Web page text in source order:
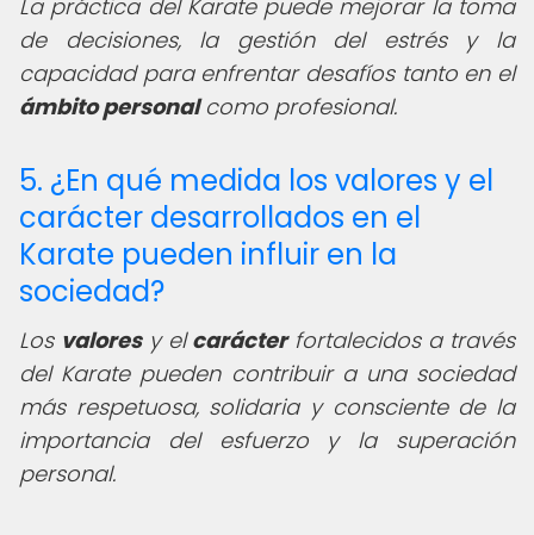
La práctica del Karate puede mejorar la toma
de decisiones, la gestión del estrés y la
capacidad para enfrentar desafíos tanto en el
ámbito personalcomo profesional.
5. ¿En qué medida los valores y el
carácter desarrollados en el
Karate pueden influir en la
sociedad?
Los valoresy elcarácterfortalecidos a través
del Karate pueden contribuir a una sociedad
más respetuosa, solidaria y consciente de la
importancia del esfuerzo y la superación
personal.